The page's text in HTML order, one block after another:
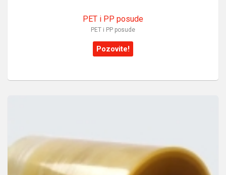
PET i PP posude
PET i PP posude
Pozovite!